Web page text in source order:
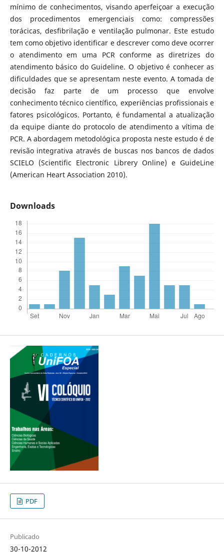
mínimo de conhecimentos, visando aperfeiçoar a execução
dos procedimentos emergenciais como: compressões
torácicas, desfibrilação e ventilação pulmonar. Este estudo
tem como objetivo identificar e descrever como deve ocorrer
o atendimento em uma PCR conforme as diretrizes do
atendimento básico do Guideline. O objetivo é conhecer as
dificuldades que se apresentam neste evento. A tomada de
decisão faz parte de um processo que envolve
conhecimento técnico científico, experiências profissionais e
fatores psicológicos. Portanto, é fundamental a atualização
da equipe diante do protocolo de atendimento a vítima de
PCR. A abordagem metodológica proposta neste estudo é de
revisão integrativa através de buscas nos bancos de dados
SCIELO (Scientific Electronic Librery Online) e GuideLine
(American Heart Association 2010).
Downloads
PDF
Publicado
30-10-2012